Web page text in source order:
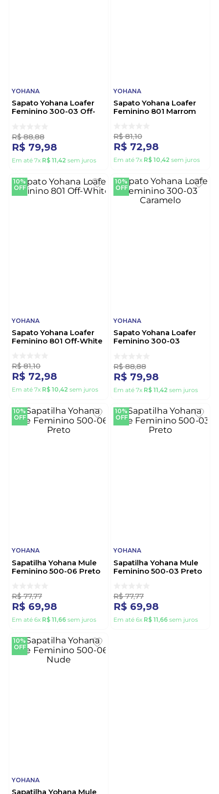
YOHANA
Sapato Yohana Loafer
Feminino 300-03 Off-
R$ 88,88
R$ 79,98
Em até 7x R$ 11,42 sem juros
YOHANA
Sapato Yohana Loafer
Feminino 801 Marrom
R$ 81,10
R$ 72,98
Em até 7x R$ 10,42 sem juros
10%
OFF
YOHANA
Sapato Yohana Loafer
Feminino 801 Off-White
R$ 81,10
R$ 72,98
Em até 7x R$ 10,42 sem juros
10%
OFF
YOHANA
Sapato Yohana Loafer
Feminino 300-03
R$ 88,88
R$ 79,98
Em até 7x R$ 11,42 sem juros
10%
OFF
YOHANA
Sapatilha Yohana Mule
Feminino 500-06 Preto
R$ 77,77
R$ 69,98
Em até 6x R$ 11,66 sem juros
10%
OFF
YOHANA
Sapatilha Yohana Mule
Feminino 500-03 Preto
R$ 77,77
R$ 69,98
Em até 6x R$ 11,66 sem juros
10%
OFF
YOHANA
Sapatilha Yohana Mule